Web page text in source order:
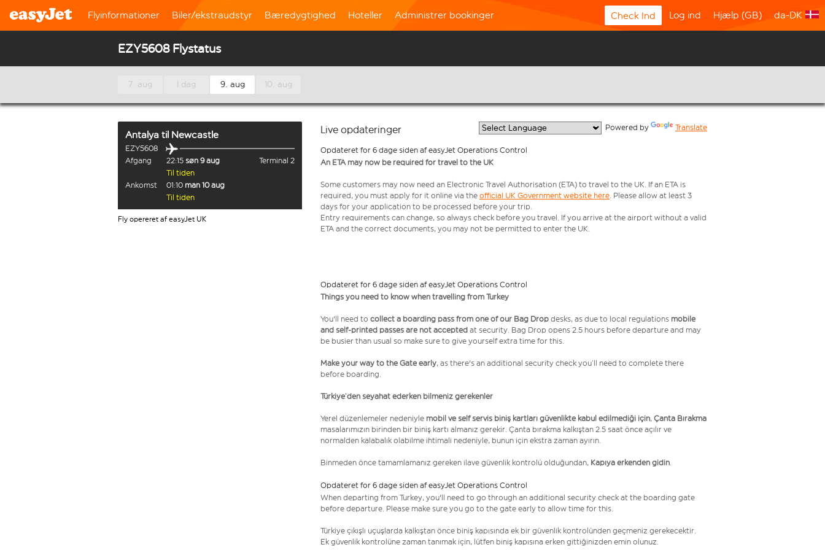
Flyinformationer Biler/ekstraudstyr Bæredygtighed Hoteller Administrer bookinger Check Ind Log ind Hjælp (GB) da-DK
EZY5608 Flystatus
7. aug I dag 9. aug 10. aug
Antalya til Newcastle
EZY5608
Afgang
22:15 søn 9 aug
Terminal 2
Til tiden
Ankomst
01:10 man 10 aug
Til tiden
Fly opereret af easyJet UK
Live opdateringer Powered by Translate
Opdateret for 6 dage siden af easyJet Operations Control
An ETA may now be required for travel to the UK
Some customers may now need an Electronic Travel Authorisation (ETA) to travel to the UK. If an ETA is
required, you must apply for it online via the official UK Government website here. Please allow at least 3
days for your application to be processed before your trip.
Entry requirements can change, so always check before you travel. If you arrive at the airport without a valid
ETA and the correct documents, you may not be permitted to enter the UK.
Opdateret for 6 dage siden af easyJet Operations Control
Things you need to know when travelling from Turkey
You'll need to collect a boarding pass from one of our Bag Drop desks, as due to local regulations mobile
and self-printed passes are not accepted at security. Bag Drop opens 2.5 hours before departure and may
be busier than usual so make sure to give yourself extra time for this.
Make your way to the Gate early, as there's an additional security check you’ll need to complete there
before boarding.
Türkiye’den seyahat ederken bilmeniz gerekenler
Yerel düzenlemeler nedeniyle mobil ve self servis biniş kartları güvenlikte kabul edilmediği için, Çanta Bırakma
masalarımızın birinden bir biniş kartı almanız gerekir. Çanta bırakma kalkıştan 2.5 saat önce açılır ve
normalden kalabalık olabilme ihtimali nedeniyle, bunun için ekstra zaman ayırın.
Binmeden önce tamamlamanız gereken ilave güvenlik kontrolü olduğundan, Kapıya erkenden gidin.
Opdateret for 6 dage siden af easyJet Operations Control
When departing from Turkey, you'll need to go through an additional security check at the boarding gate
before departure. Please make sure you go to the gate early to allow time for this.
Türkiye çıkışlı uçuşlarda kalkıştan önce biniş kapısında ek bir güvenlik kontrolünden geçmeniz gerekecektir.
Ek güvenlik kontrolüne zaman tanımak için, lütfen biniş kapısına erken gittiğinizden emin olunuz.